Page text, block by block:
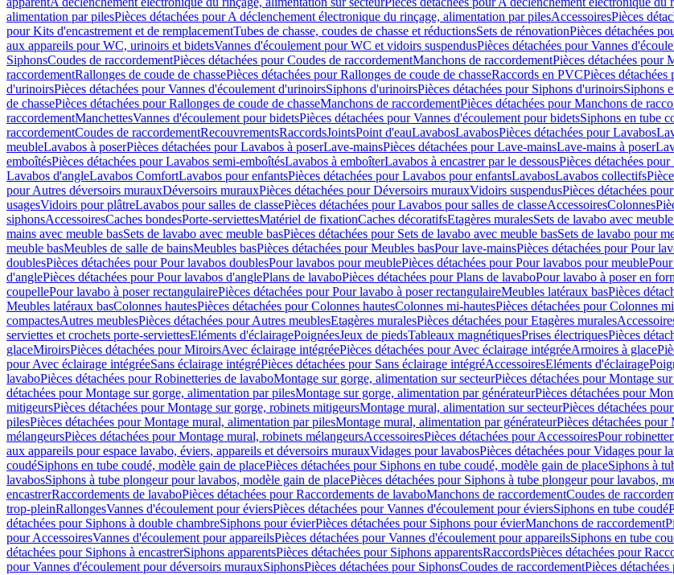
alimentation par pilesPièces détachées pour A déclenchement électronique du rinçage, alimentation par pilesAccessoiresPièces
pour Kits d'encastrement et de remplacementTubes de chasse, coudes de chasse et réductionsSets de rénovationPièces détachées
aux appareils pour WC, urinoirs et bidetsVannes d'écoulement pour WC et vidoirs suspendusPièces détachées pour Vannes
SiphonsCoudes de raccordementPièces détachées pour Coudes de raccordementManchons de raccordementPièces détachées pour
raccordementRallonges de coude de chassePièces détachées pour Rallonges de coude de chasseRaccords en PVCPièces
d'urinoirsPièces détachées pour Vannes d'écoulement d'urinoirsSiphons d'urinoirsPièces détachées pour Siphons d'urinoirsSiphons
de chassePièces détachées pour Rallonges de coude de chasseManchons de raccordementPièces détachées pour Manchons de
raccordementManchettesVannes d'écoulement pour bidetsPièces détachées pour Vannes d'écoulement pour bidetsSiphons en tube
raccordementCoudes de raccordementRecouvrementsRaccordsJointsPoint d'eauLavabosLavabosPièces détachées pour Lavabos
meubleLavabos à poserPièces détachées pour Lavabos à poserLave-mainsPièces détachées pour Lave-mainsLave-mains à poser
emboîtésPièces détachées pour Lavabos semi-emboîtésLavabos à emboîterLavabos à encastrer par le dessousPièces détachées
Lavabos d'angleLavabos ComfortLavabos pour enfantsPièces détachées pour Lavabos pour enfantsLavabosLavabos collectifs
pour Autres déversoirs murauxDéversoirs murauxPièces détachées pour Déversoirs murauxVidoirs suspendusPièces détachées
usagesVidoirs pour plâtreLavabos pour salles de classePièces détachées pour Lavabos pour salles de classeAccessoiresColonnes
siphonsAccessoiresCaches bondesPorte-serviettesMatériel de fixationCaches décoratifsEtagères muralesSets de lavabo avec
mains avec meuble basSets de lavabo avec meuble basPièces détachées pour Sets de lavabo avec meuble basSets de lavabo pour
meuble basMeubles de salle de bainsMeubles basPièces détachées pour Meubles basPour lave-mainsPièces détachées pour Pour
doublesPièces détachées pour Pour lavabos doublesPour lavabos pour meublePièces détachées pour Pour lavabos pour meuble
d'anglePièces détachées pour Pour lavabos d'anglePlans de lavaboPièces détachées pour Plans de lavaboPour lavabo à poser en
coupellePour lavabo à poser rectangulairePièces détachées pour Pour lavabo à poser rectangulaireMeubles latéraux basPièces
Meubles latéraux basColonnes hautesPièces détachées pour Colonnes hautesColonnes mi-hautesPièces détachées pour Colonnes
compactesAutres meublesPièces détachées pour Autres meublesEtagères muralesPièces détachées pour Etagères murales
serviettes et crochets porte-serviettesEléments d'éclairagePoignéesJeux de piedsTableaux magnétiquesPrises électriquesPièces
glaceMiroirsPièces détachées pour MiroirsAvec éclairage intégréePièces détachées pour Avec éclairage intégréeArmoires à glace
pour Avec éclairage intégréeSans éclairage intégréPièces détachées pour Sans éclairage intégréAccessoiresEléments d'éclairage
lavaboPièces détachées pour Robinetteries de lavaboMontage sur gorge, alimentation sur secteurPièces détachées pour Montage
détachées pour Montage sur gorge, alimentation par pilesMontage sur gorge, alimentation par générateurPièces détachées pour
mitigeursPièces détachées pour Montage sur gorge, robinets mitigeursMontage mural, alimentation sur secteurPièces détachées
pilesPièces détachées pour Montage mural, alimentation par pilesMontage mural, alimentation par générateurPièces détachées
mélangeursPièces détachées pour Montage mural, robinets mélangeursAccessoiresPièces détachées pour AccessoiresPour
aux appareils pour espace lavabo, éviers, appareils et déversoirs murauxVidages pour lavabosPièces détachées pour Vidages pour
coudéSiphons en tube coudé, modèle gain de placePièces détachées pour Siphons en tube coudé, modèle gain de placeSiphons à
lavabosSiphons à tube plongeur pour lavabos, modèle gain de placePièces détachées pour Siphons à tube plongeur pour lavabos,
encastrerRaccordements de lavaboPièces détachées pour Raccordements de lavaboManchons de raccordementCoudes de
trop-pleinRallongesVannes d'écoulement pour éviersPièces détachées pour Vannes d'écoulement pour éviersSiphons en tube coudé
détachées pour Siphons à double chambreSiphons pour évierPièces détachées pour Siphons pour évierManchons de raccordement
pour AccessoiresVannes d'écoulement pour appareilsPièces détachées pour Vannes d'écoulement pour appareilsSiphons en tube
détachées pour Siphons à encastrerSiphons apparentsPièces détachées pour Siphons apparentsRaccordsPièces détachées pour
pour Vannes d'écoulement pour déversoirs murauxSiphonsPièces détachées pour SiphonsCoudes de raccordementPièces